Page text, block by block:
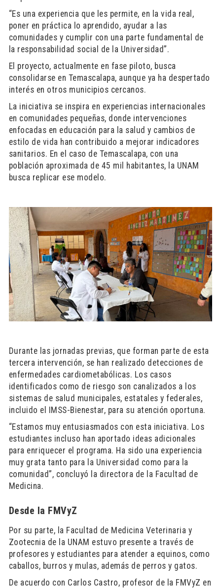
“Es una experiencia que les permite, en la vida real,
poner en práctica lo aprendido, ayudar a las
comunidades y cumplir con una parte fundamental de
la responsabilidad social de la Universidad”.
El proyecto, actualmente en fase piloto, busca
consolidarse en Temascalapa, aunque ya ha despertado
interés en otros municipios cercanos.
La iniciativa se inspira en experiencias internacionales
en comunidades pequeñas, donde intervenciones
enfocadas en educación para la salud y cambios de
estilo de vida han contribuido a mejorar indicadores
sanitarios. En el caso de Temascalapa, con una
población aproximada de 45 mil habitantes, la UNAM
busca replicar ese modelo.
Durante las jornadas previas, que forman parte de esta
tercera intervención, se han realizado detecciones de
enfermedades cardiometabólicas. Los casos
identificados como de riesgo son canalizados a los
sistemas de salud municipales, estatales y federales,
incluido el IMSS-Bienestar, para su atención oportuna.
“Estamos muy entusiasmados con esta iniciativa. Los
estudiantes incluso han aportado ideas adicionales
para enriquecer el programa. Ha sido una experiencia
muy grata tanto para la Universidad como para la
comunidad”, concluyó la directora de la Facultad de
Medicina.
Desde la FMVyZ
Por su parte, la Facultad de Medicina Veterinaria y
Zootecnia de la UNAM estuvo presente a través de
profesores y estudiantes para atender a equinos, como
caballos, burros y mulas, además de perros y gatos.
De acuerdo con Carlos Castro, profesor de la FMVyZ en